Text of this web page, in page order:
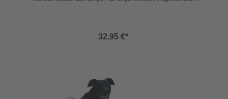
32,95 €*